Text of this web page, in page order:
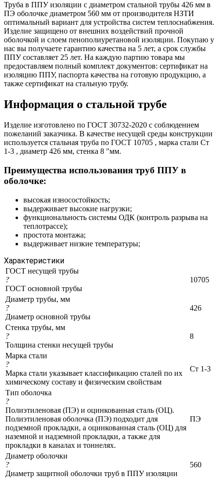
Труба в ППУ изоляции с диаметром стальной трубы 426 мм в
ПЭ оболочке диаметром 560 мм от производителя НЗТИ
оптимальный вариант для устройства систем теплоснабжения.
Изделие защищено от внешних воздействий прочной
оболочкой и слоем пенополиуретановой изоляции. Покупаю у
нас вы получаете гарантию качества на 5 лет, а срок службы
ППУ составляет 25 лет. На каждую партию товара мы
предоставляем полный комплект документов: сертификат на
изоляцию ППУ, паспорта качества на готовую продукцию, а
также сертификат на стальную трубу.
Информация о стальной трубе
Изделие изготовлено по ГОСТ 30732-2020 с соблюдением
пожеланий заказчика. В качестве несущей среды конструкции
используется стальная труба по ГОСТ 10705 , марка стали Ст
1-3 , диаметр 426 мм, стенка 8 "мм.
Преимущества использования труб ППУ в
оболочке:
высокая износостойкость;
выдерживает высокие нагрузки;
функциональность системы ОДК (контроль разрыва на
теплотрассе);
простота монтажа;
выдерживает низкие температуры;
Характеристики
ГОСТ несущей трубы
?
ГОСТ основной трубы
10705
Диаметр трубы, мм
?
Диаметр основной трубы
426
Стенка трубы, мм
?
Толщина стенки несущей трубы
8
Марка стали
?
Марка стали указывает классификацию сталей по их
химическому составу и физическим свойствам
Ст 1-3
Тип оболочка
?
Полиэтиленовая (ПЭ) и оцинкованная сталь (ОЦ).
Полиэтиленовая оболочка (ПЭ) подходит для
подземной прокладки, а оцинкованная сталь (ОЦ) для
наземной и надземной прокладки, а также для
прокладки в каналах и тоннелях.
ПЭ
Диаметр оболочки
?
Диаметр защитной оболочки труб в ППУ изоляции
560